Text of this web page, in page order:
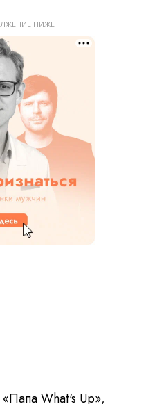
НИЖЕ
What's Up»,